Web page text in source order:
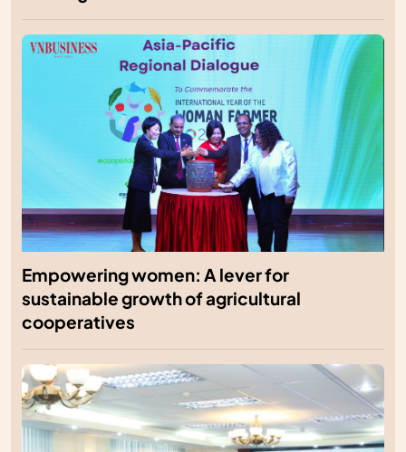
Empowering women: A lever for
sustainable growth of agricultural
cooperatives